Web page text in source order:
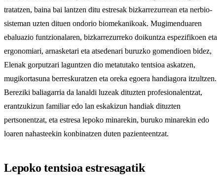
tratatzen, baina bai lantzen ditu estresak bizkarrezurrean eta nerbio-
sisteman uzten dituen ondorio biomekanikoak. Mugimenduaren
ebaluazio funtzionalaren, bizkarrezurreko doikuntza espezifikoen eta
ergonomiari, arnasketari eta atsedenari buruzko gomendioen bidez,
Elenak gorputzari laguntzen dio metatutako tentsioa askatzen,
mugikortasuna berreskuratzen eta oreka egoera handiagora itzultzen.
Bereziki baliagarria da lanaldi luzeak dituzten profesionalentzat,
erantzukizun familiar edo lan eskakizun handiak dituzten
pertsonentzat, eta estresa lepoko minarekin, buruko minarekin edo
loaren nahasteekin konbinatzen duten pazienteentzat.
Lepoko tentsioa estresagatik